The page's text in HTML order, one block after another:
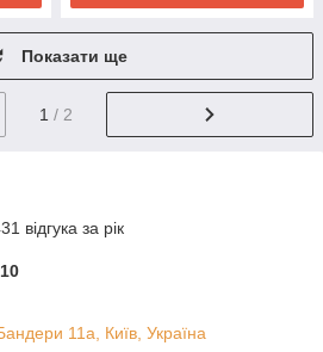
Показати ще
1 / 2
відгука за рік
11а, Київ, Україна